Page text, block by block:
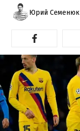
Юрий Семенюк